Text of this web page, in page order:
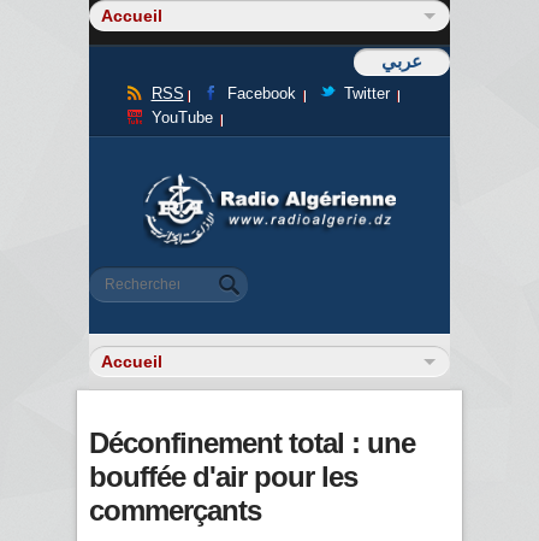
عربي
RSS Facebook
Twitter
YouTube
Formulaire de recherche
Rechercher
Déconfinement total : une
bouffée d'air pour les
commerçants